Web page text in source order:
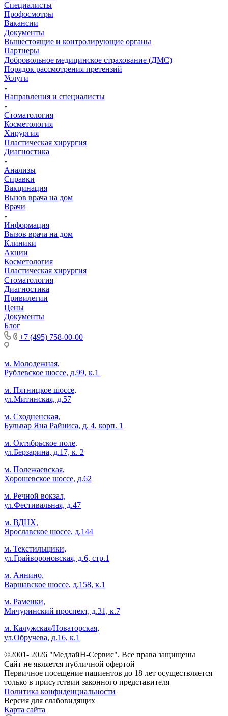
Специалисты
Профосмотры
Вакансии
Документы
Вышестоящие и контролирующие органы
Партнеры
Добровольное медицинское страхование (ДМС)
Порядок рассмотрения претензий
Услуги
Направления и специалисты
Стоматология
Косметология
Хирургия
Пластическая хирургия
Диагностика
Анализы
Справки
Вакцинация
Вызов врача на дом
Врачи
Информация
Вызов врача на дом
Клиники
Акции
Косметология
Пластическая хирургия
Стоматология
Диагностика
Привилегии
Цены
Документы
Блог
+7 (495) 758-00-00
м. Молодежная,
Рублевское шоссе, д.99, к.1
м. Пятницкое шоссе,
ул.Митинская, д.57
м. Сходненская,
Бульвар Яна Райниса, д. 4, корп. 1
м. Октябрьское поле,
ул.Берзарина, д.17, к. 2
м. Полежаевская,
Хорошевское шоссе, д.62
м. Речной вокзал,
ул.Фестивальная, д.47
м. ВДНХ,
Ярославское шоссе, д.144
м. Текстильщики,
ул.Грайвороновская, д.6, стр.1
м. Аннино,
Варшавское шоссе, д.158, к.1
м. Раменки,
Мичуринский проспект, д.31, к.7
м. Калужская/Новаторская,
ул.Обручева, д.16, к.1
©2001- 2026 "МедлайН-Сервис". Все права защищены
Сайт не является публичной офертой
Первичное посещение пациентов до 18 лет осуществляется
только в присутствии законного представителя
Политика конфиденциальности
Версия для слабовидящих
Карта сайта